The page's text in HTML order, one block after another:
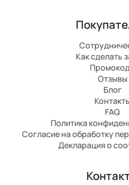
Как сделать
Отзывы
Блог
FAQ
Политика
Согласие на обработку
Декларация о